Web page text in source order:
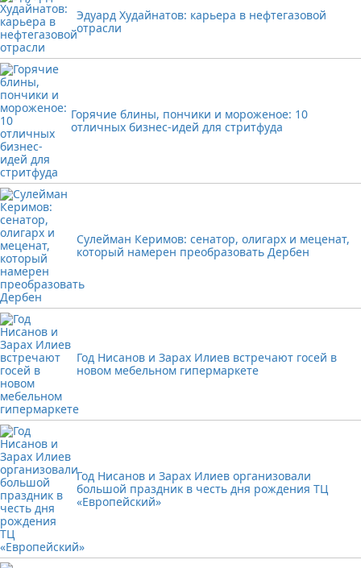
Эдуард Худайнатов: карьера в нефтегазовой
отрасли
Горячие блины, пончики и мороженое: 10
отличных бизнес-идей для стритфуда
Сулейман Керимов: сенатор, олигарх и меценат,
который намерен преобразовать Дербен
Год Нисанов и Зарах Илиев встречают госей в
новом мебельном гипермаркете
Год Нисанов и Зарах Илиев организовали
большой праздник в честь дня рождения ТЦ
«Европейский»